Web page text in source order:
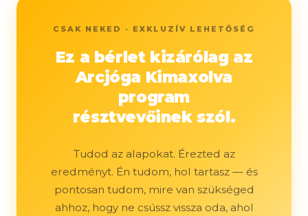
CSAK NEKED · EXKLUZÍV LEHETŐSÉG
Ez a bérlet kizárólag az
Arcjóga Kimaxolva
program
résztvevőinek szól.
Tudod az alapokat. Érezted az
eredményt. Én tudom, hol tartasz — és
pontosan tudom, mire van szükséged
ahhoz, hogy ne csússz vissza oda, ahol